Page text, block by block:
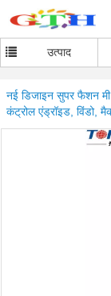
उत्पाद
नई डिजाइन सुपर फैशन मी
कंट्रोल एंड्रॉइड, विंडो,